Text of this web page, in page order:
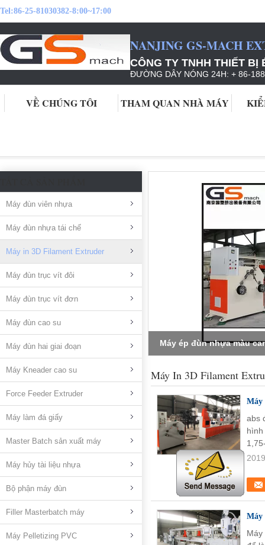
Tel:86-25-81030382-8:00~17:00
NANJING GS-MACH
CÔNG TY TNHH THIẾT BỊ
ĐƯỜNG DÂY NÓNG 24H: + 86-
VỀ CHÚNG TÔI THAM QUAN NHÀ MÁY
Máy đùn viên nhựa
Máy đùn nhựa tái chế
Máy in 3D Filament Extruder
Máy đùn trục vít đôi
Máy đùn trục vít đơn
Máy đùn cao su
Máy đùn hai giai đoạn
Máy Kneader cao su
Force Feeder Extruder
Máy làm đá giấy
Master Batch sản xuất máy
Máy hủy tài liệu nhựa
Bộ phận máy đùn
Filler Masterbatch máy
Máy Pelletizing PVC
1 -2 Kg / H Lab Máy in 3D
Máy In 3D Filament
Máy
abs
Máy
Máy